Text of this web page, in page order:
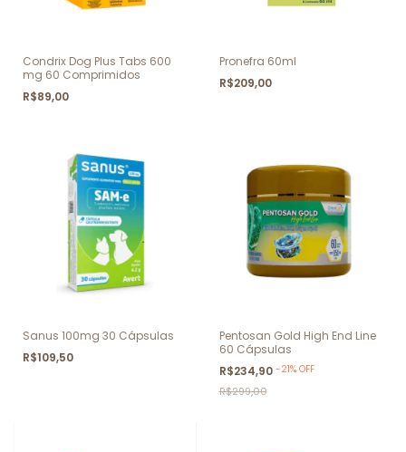
Condrix Dog Plus Tabs 600
mg 60 Comprimidos
R$89,00
Pronefra 60ml
R$209,00
Sanus 100mg 30 Cápsulas
R$109,50
Pentosan Gold High End Line
60 Cápsulas
R$234,90 -21% OFF
R$299,00